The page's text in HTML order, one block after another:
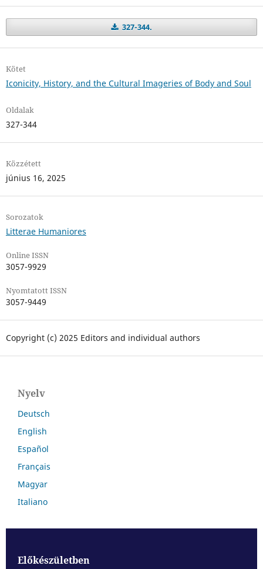
327-344.
Kötet
Iconicity, History, and the Cultural Imageries of Body and Soul
Oldalak
327-344
Közzétett
június 16, 2025
Sorozatok
Litterae Humaniores
Online ISSN
3057-9929
Nyomtatott ISSN
3057-9449
Copyright (c) 2025 Editors and individual authors
Nyelv
Deutsch
English
Español
Français
Magyar
Italiano
Előkészületben